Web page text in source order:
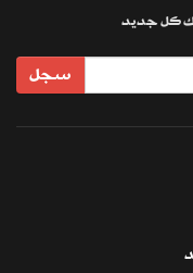
كل جديد
سجل